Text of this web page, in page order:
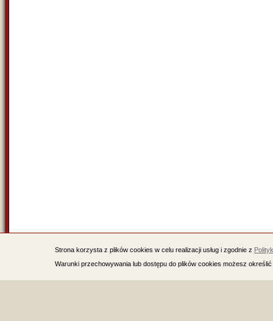
Strona korzysta z plików cookies w celu realizacji usług i zgodnie z
Warunki przechowywania lub dostępu do plików cookies możesz